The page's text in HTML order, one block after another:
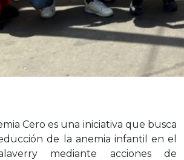
Cero es una iniciativa que busca
de la anemia infantil en el
mediante acciones de